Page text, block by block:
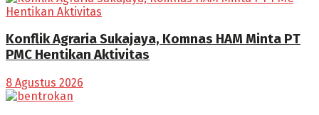
Konflik Agraria Sukajaya, Komnas HAM Minta PT
PMC Hentikan Aktivitas
8 Agustus 2026